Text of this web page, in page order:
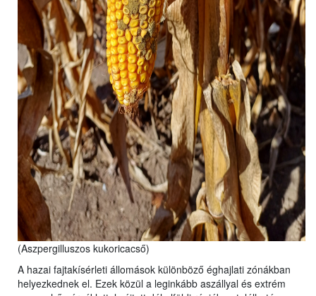
(Aszpergilluszos kukoricacső)
A hazai fajtakísérleti állomások különböző éghajlati zónákban
helyezkednek el. Ezek közül a leginkább aszállyal és extrém